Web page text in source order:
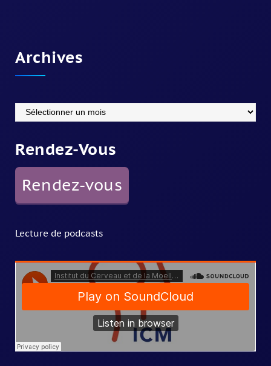
Archives
Rendez-Vous
Rendez-vous
Lecture de podcasts